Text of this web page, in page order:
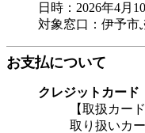
日時：2026年4月
対象窓口：伊予市
お支払について
クレジットカード
【取扱カード
取り扱いカ